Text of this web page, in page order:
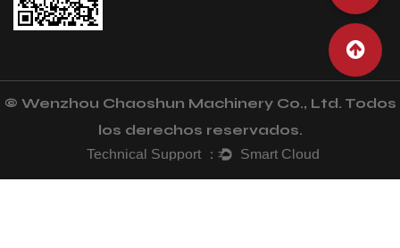
© Wenzhou Chaoshun Machinery Co., Ltd. Todos
los derechos reservados.